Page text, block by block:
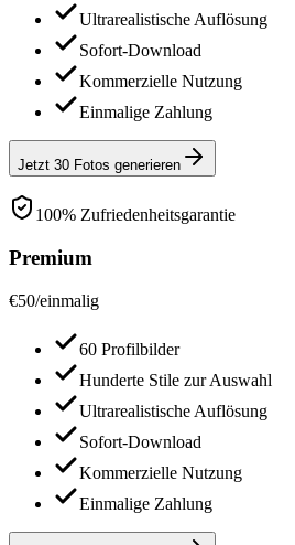
Ultrarealistische Auflösung
Sofort-Download
Kommerzielle Nutzung
Einmalige Zahlung
Jetzt 30 Fotos generieren
100% Zufriedenheitsgarantie
Premium
€50/einmalig
60 Profilbilder
Hunderte Stile zur Auswahl
Ultrarealistische Auflösung
Sofort-Download
Kommerzielle Nutzung
Einmalige Zahlung